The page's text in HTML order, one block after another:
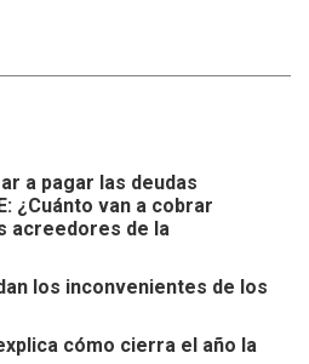
a pagar las deudas
¿Cuánto van a cobrar
acreedores de la
los inconvenientes de los
cómo cierra el año la